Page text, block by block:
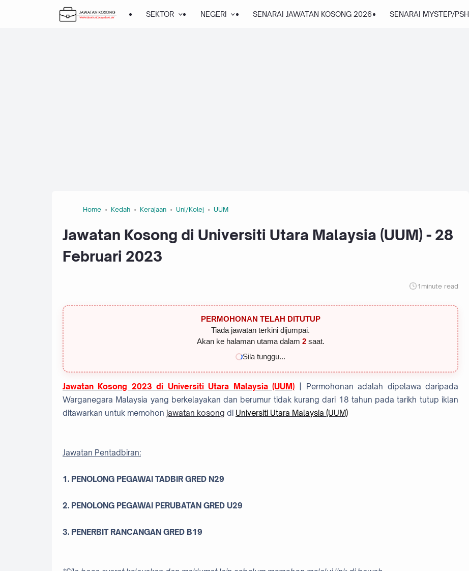
SEKTOR NEGERI SENARAI JAWATAN KOSONG 2026 SENARAI MYSTEP/PSH
Home Kedah Kerajaan Uni/Kolej UUM
Jawatan Kosong di Universiti Utara Malaysia (UUM) - 28
Februari 2023
1minute read
PERMOHONAN TELAH DITUTUP
Tiada jawatan terkini dijumpai.
Akan ke halaman utama dalam 1saat.
Sila tunggu...
Jawatan Kosong 2023 di Universiti Utara Malaysia (UUM) | Permohonan adalah dipelawa daripada
Warganegara Malaysia yang berkelayakan dan berumur tidak kurang dari 18 tahun pada tarikh tutup iklan
ditawarkan untuk memohon jawatan kosong di Universiti Utara Malaysia (UUM)
Jawatan Pentadbiran:
1. PENOLONG PEGAWAI TADBIR GRED N29
2. PENOLONG PEGAWAI PERUBATAN GRED U29
3. PENERBIT RANCANGAN GRED B19